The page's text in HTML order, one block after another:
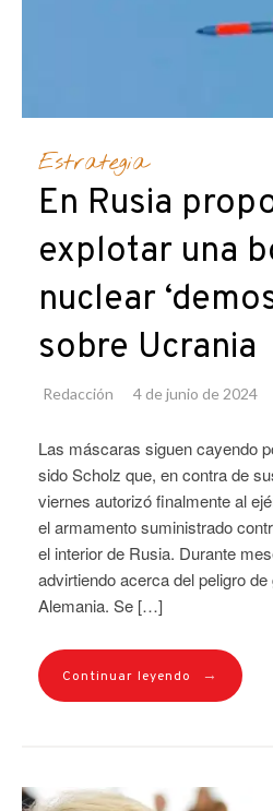
Estrategia
En Rusia
explotar una
nuclear
sobre Ucrania
Redacción 4 de junio de 2024
Las máscaras siguen cayendo
sido Scholz que, en contra de
viernes autorizó finalmente al
el armamento suministrado
el interior de Rusia. Durante
advirtiendo acerca del peligro
Alemania. Se […]
Continuar leyendo →